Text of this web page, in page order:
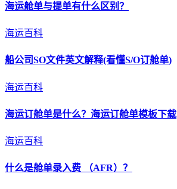
海运舱单与提单有什么区别？
海运百科
船公司SO文件英文解释(看懂S/O订舱单)
海运百科
海运订舱单是什么？海运订舱单模板下载
海运百科
什么是舱单录入费 （AFR）？